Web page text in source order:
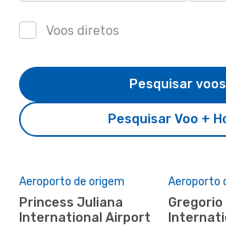
Voos diretos
Pesquisar Voo +
Pesquisar voos
Aeroporto de origem
Princess Juliana
International Airport
Aeroporto
Gregorio Luperon